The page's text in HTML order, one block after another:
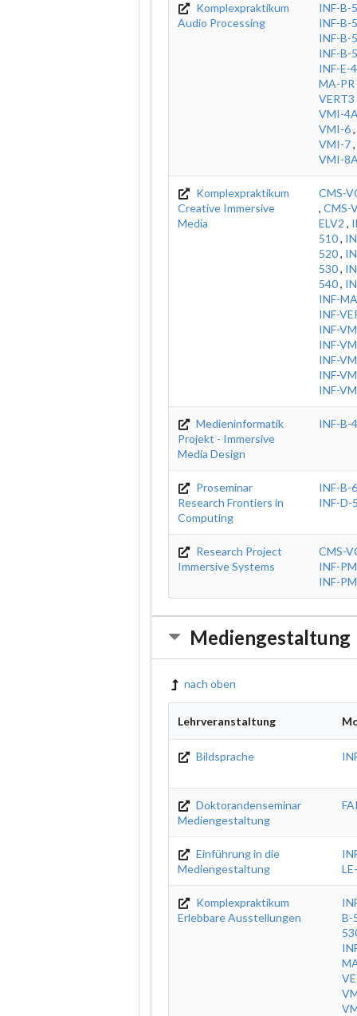
Komplexpraktikum
Audio Processing
INF-B-
INF-B-
INF-B-
INF-B-
INF-E-4
MA-PR
VERT3
VMI-
VMI-6,
VMI-7,
VMI-
Komplexpraktikum
Creative Immersive
Media
CMS-
, CMS-
ELV2 ,
510,
520,
530,
540,
INF-
INF-
INF-
INF-
INF-
INF-
INF-
Medieninformatik
Projekt - Immersive
Media Design
INF-B-
Proseminar
Research Frontiers in
Computing
INF-B-
INF-D-
Research Project
Immersive Systems
CMS-
INF-
INF-
Mediengestaltung
nach oben
Lehrveranstaltung
Bildsprache
Doktorandenseminar
Mediengestaltung
Einführung in die
Mediengestaltung
Komplexpraktikum
Erlebbare Ausstellungen
B-